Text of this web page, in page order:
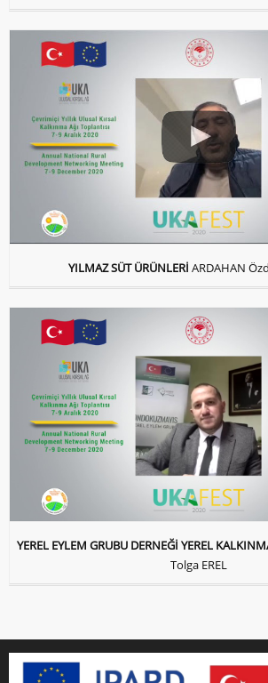
YILMAZ SÜT ÜRÜNLERİ ARDAHAN
YEREL EYLEM GRUBU DERNEĞİ YEREL
Tolga EREL